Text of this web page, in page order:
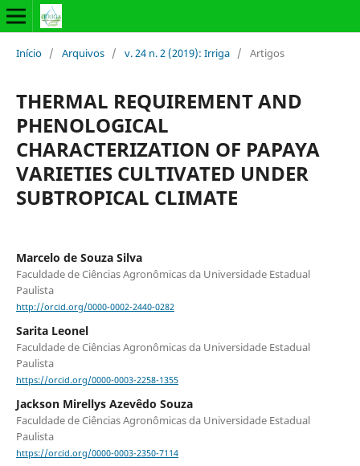
Início / Arquivos / v. 24 n. 2 (2019): Irriga / Artigos
THERMAL REQUIREMENT AND
PHENOLOGICAL
CHARACTERIZATION OF PAPAYA
VARIETIES CULTIVATED UNDER
SUBTROPICAL CLIMATE
Marcelo de Souza Silva
Faculdade de Ciências Agronômicas da Universidade Estadual
Paulista
http://orcid.org/0000-0002-2440-0282
Sarita Leonel
Faculdade de Ciências Agronômicas da Universidade Estadual
Paulista
https://orcid.org/0000-0003-2258-1355
Jackson Mirellys Azevêdo Souza
Faculdade de Ciências Agronômicas da Universidade Estadual
Paulista
https://orcid.org/0000-0003-2350-7114